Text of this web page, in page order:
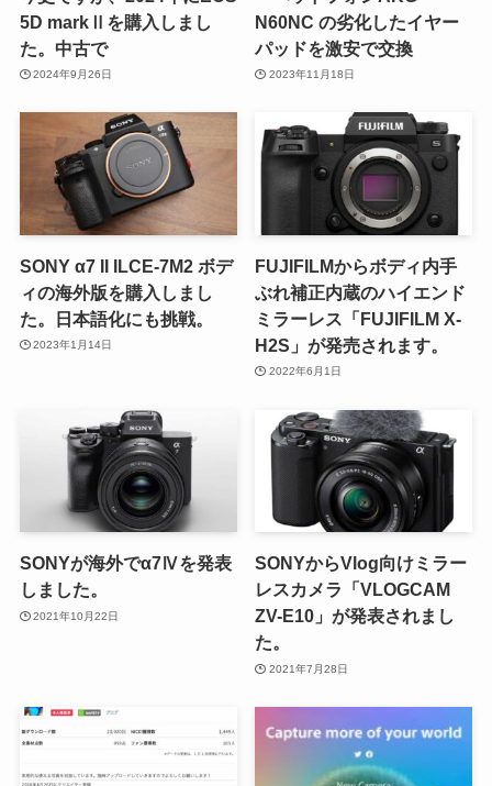
5D markⅡを購入しまし
た。中古で
2024年9月26日
N60NC の劣化したイヤー
パッドを激安で交換
2023年11月18日
SONY α7 II ILCE-7M2 ボデ
ィの海外版を購入しまし
た。日本語化にも挑戦。
2023年1月14日
FUJIFILMからボディ内手
ぶれ補正内蔵のハイエンド
ミラーレス「FUJIFILM X-
H2S」が発売されます。
2022年6月1日
SONYが海外でα7Ⅳを発表
しました。
2021年10月22日
SONYからVlog向けミラー
レスカメラ「VLOGCAM
ZV-E10」が発表されまし
た。
2021年7月28日